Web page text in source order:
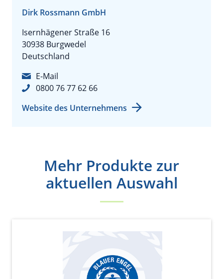
Dirk Rossmann GmbH
Isernhägener Straße 16
30938 Burgwedel
Deutschland
E-Mail
0800 76 77 62 66
Website des Unternehmens
Mehr Produkte zur
aktuellen Auswahl